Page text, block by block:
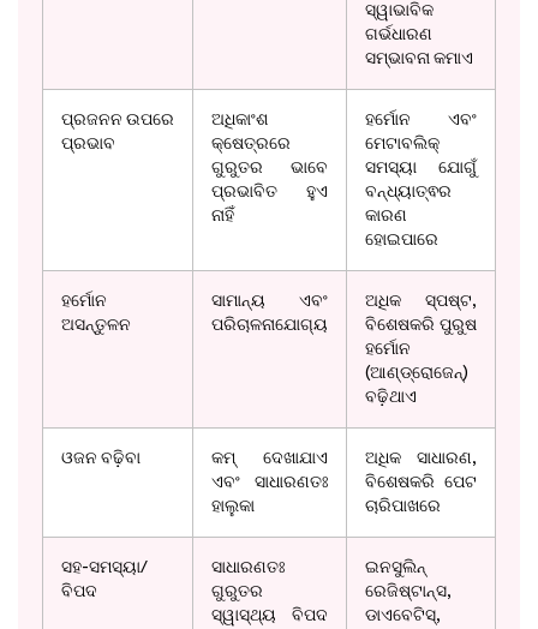
ସ୍ୱାଭାବିକ
ଗର୍ଭଧାରଣ
ସମ୍ଭାବନା କମାଏ
ପ୍ରଜନନ ଉପରେ
ପ୍ରଭାବ
ଅଧିକାଂଶ
କ୍ଷେତ୍ରରେ
ଗୁରୁତର ଭାବେ
ପ୍ରଭାବିତ ହୁଏ
ନାହିଁ
ହର୍ମୋନ ଏବଂ
ମେଟାବଲିକ୍
ସମସ୍ୟା ଯୋଗୁଁ
ବନ୍ଧ୍ୟାତ୍ଵର
କାରଣ
ହୋଇପାରେ
ହର୍ମୋନ
ଅସନ୍ତୁଳନ
ସାମାନ୍ୟ ଏବଂ
ପରିଚାଳନାଯୋଗ୍ୟ
ଅଧିକ ସ୍ପଷ୍ଟ,
ବିଶେଷକରି ପୁରୁଷ
ହର୍ମୋନ
(ଆଣ୍ଡ୍ରୋଜେନ୍)
ବଢ଼ିଥାଏ
ଓଜନ ବଢ଼ିବା
କମ୍ ଦେଖାଯାଏ
ଏବଂ ସାଧାରଣତଃ
ହାଲୁକା
ଅଧିକ ସାଧାରଣ,
ବିଶେଷକରି ପେଟ
ଚାରିପାଖରେ
ସହ-ସମସ୍ୟା/
ବିପଦ
ସାଧାରଣତଃ
ଗୁରୁତର
ସ୍ୱାସ୍ଥ୍ୟ ବିପଦ
ଇନସୁଲିନ୍
ରେଜିଷ୍ଟାନ୍ସ,
ଡାଏବେଟିସ୍,